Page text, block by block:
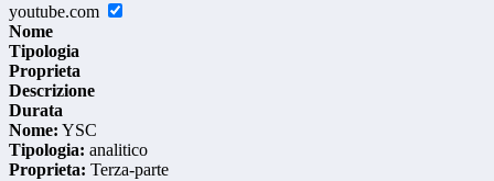
youtube.com
Nome
Tipologia
Proprieta
Descrizione
Durata
Nome: YSC
Tipologia: analitico
Proprieta: Terza-parte